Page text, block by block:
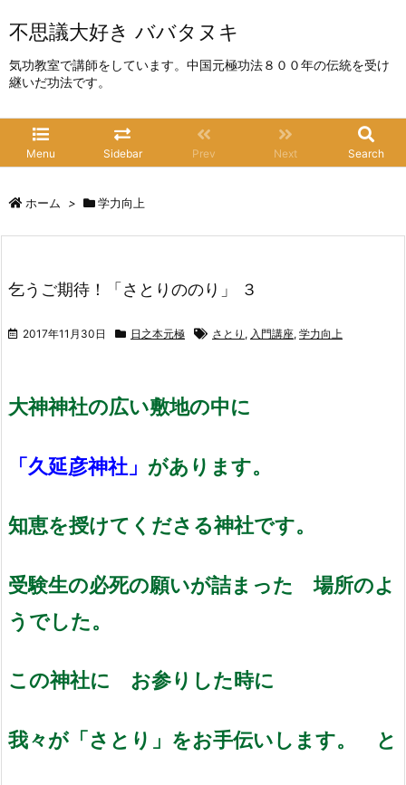
不思議大好き ババタヌキ
気功教室で講師をしています。中国元極功法８００年の伝統を受け
継いだ功法です。
Menu Sidebar Prev Next Search
ホーム > 学力向上
乞うご期待！「さとりののり」 ３
2017年11月30日 日之本元極 さとり , 入門講座, 学力向上
大神神社の広い敷地の中に
「久延彦神社」 があります。
知恵を授けてくださる神社です。
受験生の必死の願いが詰まった 場所のよ
うでした。
この神社に お参りした時に
我々が「さとり」をお手伝いします。 と